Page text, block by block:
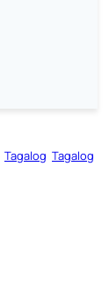
Tagalog Tagalog